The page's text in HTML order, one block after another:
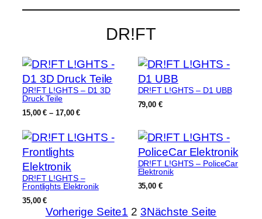
DR!FT
DR!FT L!GHTS – D1 3D
Druck Teile
15,00€ –17,00€Preisspanne:
17,00 €
DR!FT L!GHTS – D1 UBB
79,00 €
DR!FT L!GHTS –
Frontlights Elektronik
35,00€
DR!FT L!GHTS – PoliceCar
Elektronik
35,00 €
Vorherige Seite1 2 3Nächste Seite